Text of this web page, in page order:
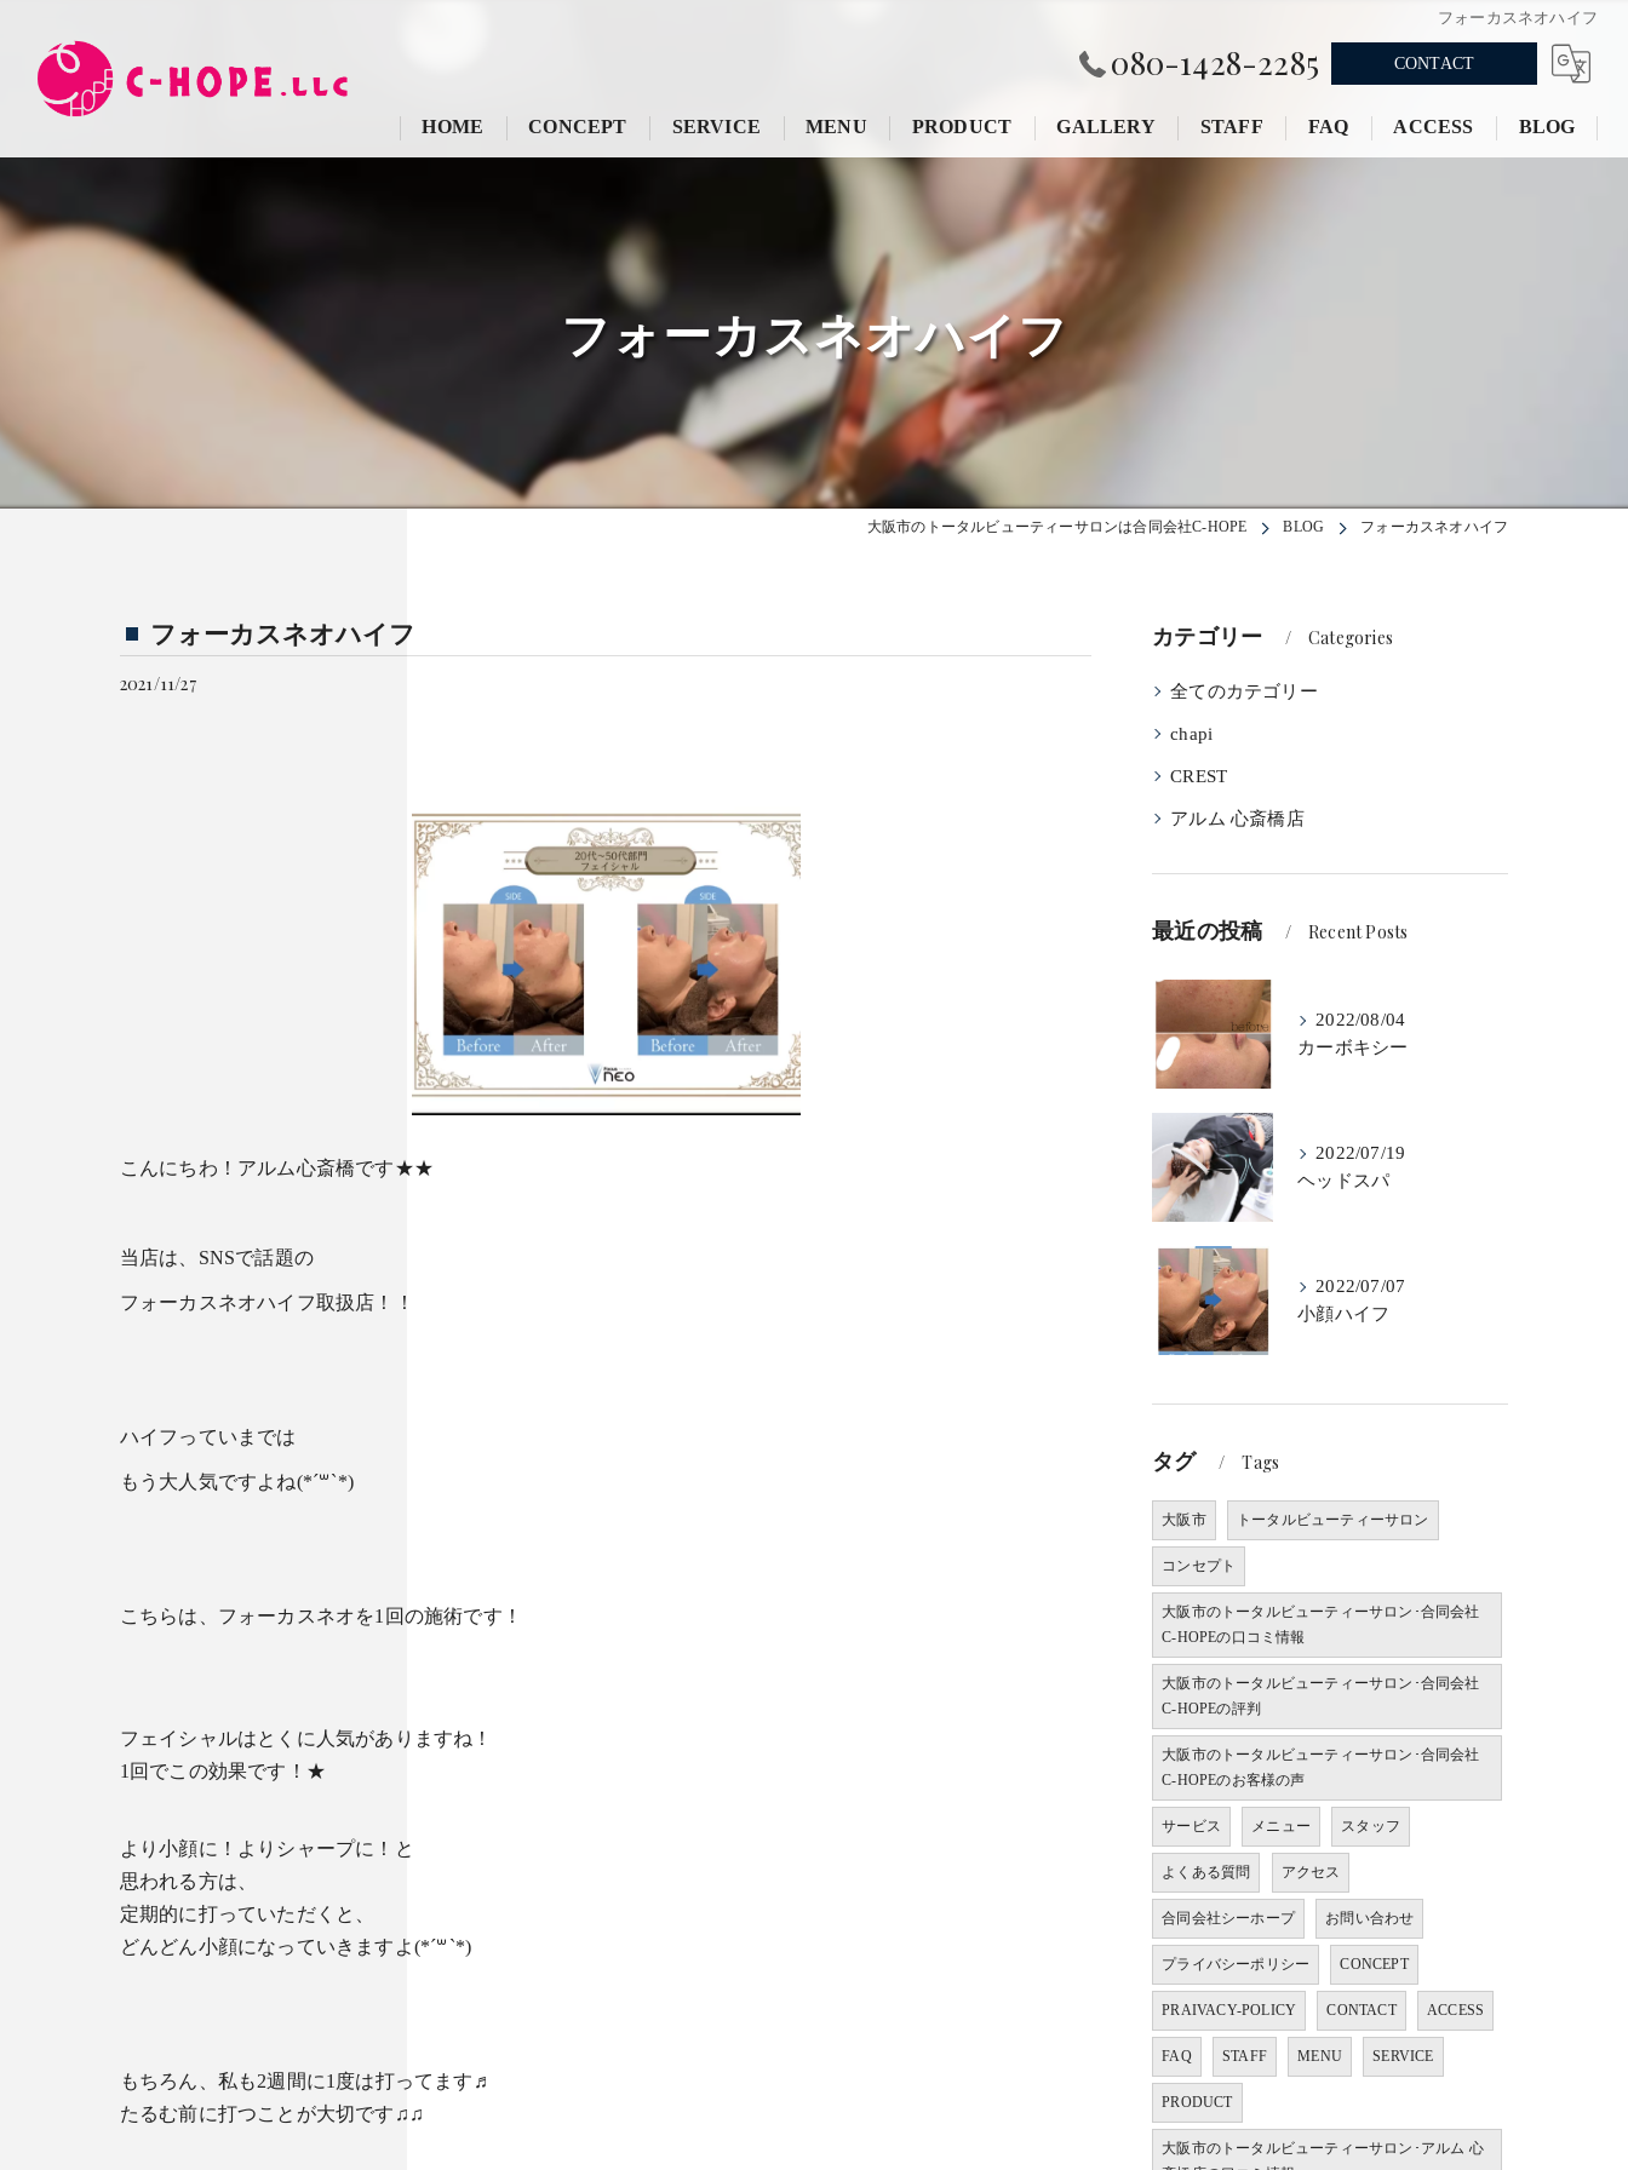
フォーカスネオハイフ
080-1428-2285 CONTACT
HOME CONCEPT SERVICE MENU PRODUCT GALLERY STAFF FAQ ACCESS BLOG
フォーカスネオハイフ
大阪市のトータルビューティーサロンは合同会社C-HOPE BLOG フォーカスネオハイフ
フォーカスネオハイフ
2021/11/27
こんにちわ！アルム心斎橋です★★
当店は、SNSで話題の
フォーカスネオハイフ取扱店！！
ハイフっていまでは
もう大人気ですよね(*´꒳`*)
こちらは、フォーカスネオを1回の施術です！
フェイシャルはとくに人気がありますね！
1回でこの効果です！★
より小顔に！よりシャープに！と
思われる方は、
定期的に打っていただくと、
どんどん小顔になっていきますよ(*´꒳`*)
もちろん、私も2週間に1度は打ってます♬
たるむ前に打つことが大切です♫♫
カテゴリー Categories
全てのカテゴリー
chapi
CREST
アルム 心斎橋店
最近の投稿 Recent Posts
2022/08/04
カーボキシー
2022/07/19
ヘッドスパ
2022/07/07
小顔ハイフ
タグ Tags
大阪市 トータルビューティーサロン
コンセプト
大阪市のトータルビューティーサロン･合同会社
C-HOPEの口コミ情報
大阪市のトータルビューティーサロン･合同会社
C-HOPEの評判
大阪市のトータルビューティーサロン･合同会社
C-HOPEのお客様の声
サービス メニュー スタッフ
よくある質問 アクセス
合同会社シーホープ お問い合わせ
プライバシーポリシー CONCEPT
PRAIVACY-POLICY CONTACT ACCESS
FAQ STAFF MENU SERVICE
PRODUCT
大阪市のトータルビューティーサロン･アルム 心